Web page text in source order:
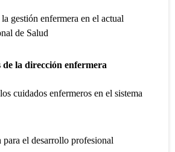
gestión enfermera en el actual
de Salud
la dirección enfermera
cuidados enfermeros en el sistema
el desarrollo profesional